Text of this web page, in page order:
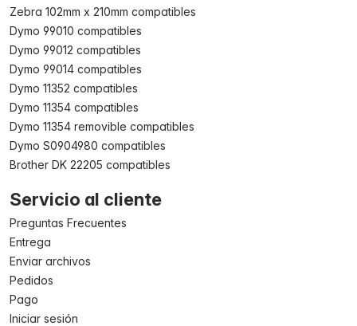
Zebra 102mm x 210mm compatibles
Dymo 99010 compatibles
Dymo 99012 compatibles
Dymo 99014 compatibles
Dymo 11352 compatibles
Dymo 11354 compatibles
Dymo 11354 removible compatibles
Dymo S0904980 compatibles
Brother DK 22205 compatibles
Servicio al cliente
Preguntas Frecuentes
Entrega
Enviar archivos
Pedidos
Pago
Iniciar sesión